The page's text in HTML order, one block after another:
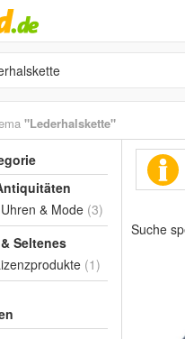
"Lederhalskette"
& Mode (3)
Seltenes
(1)
Suche